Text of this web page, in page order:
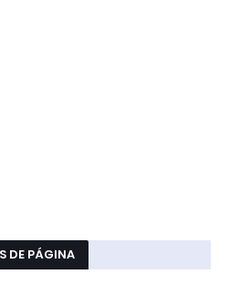
DE PÁGINA